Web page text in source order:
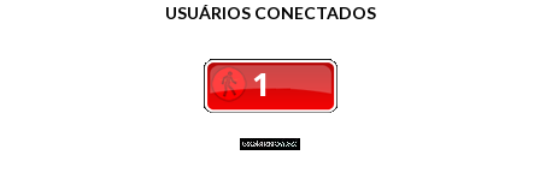
USUÁRIOS CONECTADOS